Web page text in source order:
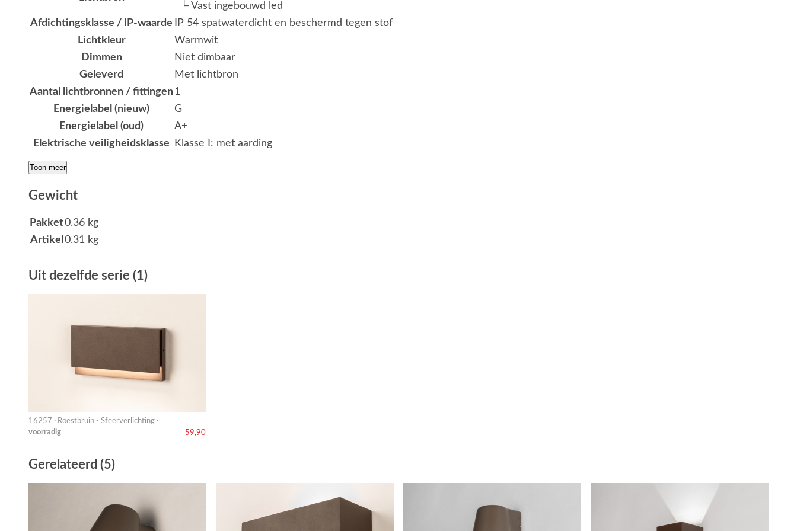
└ Vast ingebouwd led
Afdichtingsklasse / IP-waarde
IP 54 spatwaterdicht en beschermd tegen stof
Lichtkleur
Warmwit
Dimmen
Niet dimbaar
Geleverd
Met lichtbron
Aantal lichtbronnen / fittingen1
Energielabel (nieuw)
G
Energielabel (oud)
A+
Elektrische veiligheidsklasse
Klasse I: met aarding
Toon meer
Gewicht
Pakket0.36 kg
Artikel 0.31 kg
Uit dezelfde serie (1)
16257 · Roestbruin - Sfeerverlichting ·
voorradig
59,90
Gerelateerd (5)